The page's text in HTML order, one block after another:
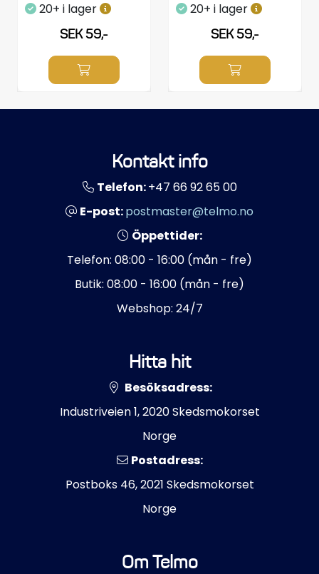
20+ i lager
SEK 59,-
20+ i lager
SEK 59,-
Kontakt info
Telefon:+47 66 92 65 00
E-post:postmaster@telmo.no
Öppettider:
Telefon: 08:00 - 16:00 (mån - fre)
Butik: 08:00 - 16:00 (mån - fre)
Webshop: 24/7
Hitta hit
Besöksadress:
Industriveien 1, 2020 Skedsmokorset
Norge
Postadress:
Postboks 46, 2021 Skedsmokorset
Norge
Om Telmo